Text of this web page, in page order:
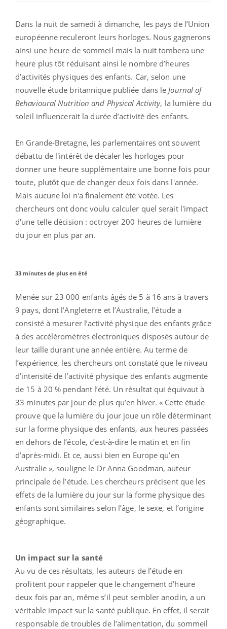
Dans la nuit de samedi à dimanche, les pays de l’Union
européenne reculeront leurs horloges. Nous gagnerons
ainsi une heure de sommeil mais la nuit tombera une
heure plus tôt réduisant ainsi le nombre d’heures
d’activités physiques des enfants. Car, selon une
nouvelle étude britannique publiée dans le Journal of
Behavioural Nutrition and Physical Activity, la lumière du
soleil influencerait la durée d’activité des enfants.
En Grande-Bretagne, les parlementaires ont souvent
débattu de l'intérêt de décaler les horloges pour
donner une heure supplémentaire une bonne fois pour
toute, plutôt que de changer deux fois dans l'année.
Mais aucune loi n'a finalement été votée. Les
chercheurs ont donc voulu calculer quel serait l'impact
d'une telle décision : octroyer 200 heures de lumière
du jour en plus par an.
33 minutes de plus en été
Menée sur 23 000 enfants âgés de 5 à 16 ans à travers
9 pays, dont l’Angleterre et l’Australie, l’étude a
consisté à mesurer l’activité physique des enfants grâce
à des accéléromètres électroniques disposés autour de
leur taille durant une année entière. Au terme de
l’expérience, les chercheurs ont constaté que le niveau
d’intensité de l’activité physique des enfants augmente
de 15 à 20 % pendant l’été. Un résultat qui équivaut à
33 minutes par jour de plus qu’en hiver. « Cette étude
prouve que la lumière du jour joue un rôle déterminant
sur la forme physique des enfants, aux heures passées
en dehors de l’école, c’est-à-dire le matin et en fin
d’après-midi. Et ce, aussi bien en Europe qu’en
Australie », souligne le Dr Anna Goodman, auteur
principale de l’étude. Les chercheurs précisent que les
effets de la lumière du jour sur la forme physique des
enfants sont similaires selon l’âge, le sexe, et l’origine
géographique.
Un impact sur la santé
Au vu de ces résultats, les auteurs de l’étude en
profitent pour rappeler que le changement d’heure
deux fois par an, même s’il peut sembler anodin, a un
véritable impact sur la santé publique. En effet, il serait
responsable de troubles de l’alimentation, du sommeil